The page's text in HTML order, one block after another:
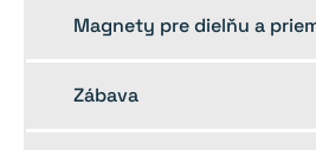
Magnety pre dielňu a
Zábava